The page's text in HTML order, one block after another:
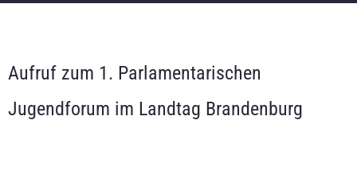
Aufruf zum 1. Parlamentarischen
Jugendforum im Landtag Brandenburg